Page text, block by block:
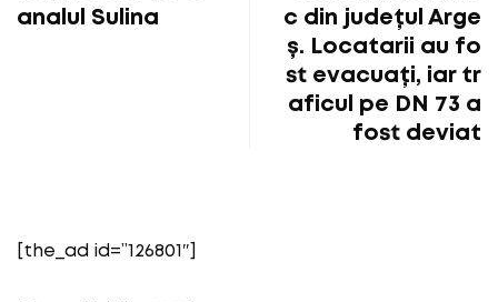
analul Sulina
c din județul Arge
ș. Locatarii au fo
st evacuați, iar tr
aficul pe DN 73 a
fost deviat
[the_ad id=”126801″]